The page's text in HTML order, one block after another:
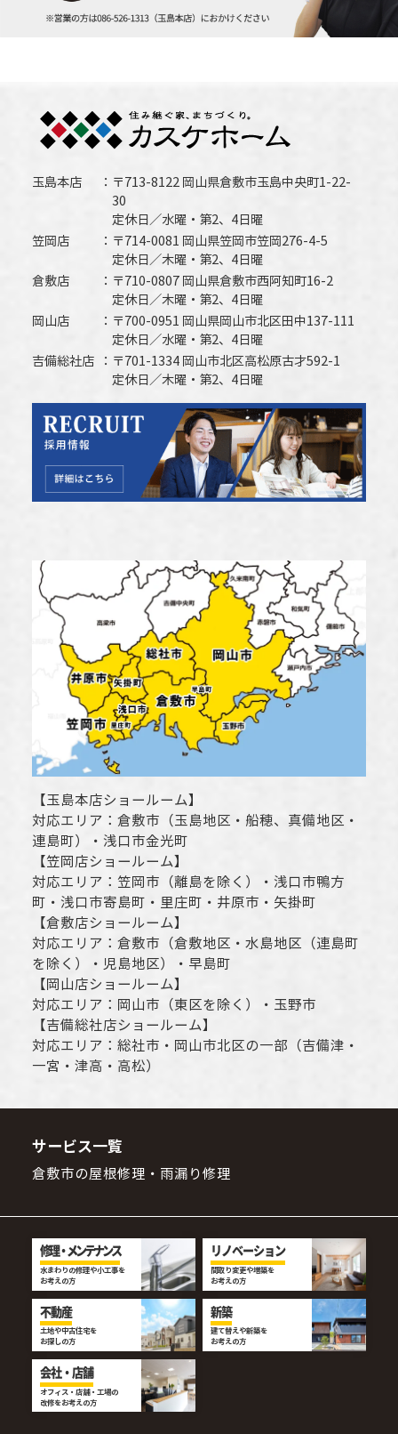
玉島本店
〒713-8122 岡山県倉敷市玉島中央町1-22-
30
定休日／水曜・第2、4日曜
笠岡店
〒714-0081 岡山県笠岡市笠岡276-4-5
定休日／木曜・第2、4日曜
倉敷店
〒710-0807 岡山県倉敷市西阿知町16-2
定休日／木曜・第2、4日曜
岡山店
〒700-0951 岡山県岡山市北区田中137-111
定休日／水曜・第2、4日曜
吉備総社店
〒701-1334 岡山市北区高松原古才592-1
定休日／木曜・第2、4日曜
【玉島本店ショールーム】
対応エリア： 倉敷市 （玉島地区・船穂、真備地区・
連島町）・ 浅口市金光町
【笠岡店ショールーム】
対応エリア： 笠岡市（離島を除く） ・ 浅口市鴨方
町・ 浅口市寄島町・里庄町・ 井原市 ・矢掛町
【倉敷店ショールーム】
対応エリア： 倉敷市 （倉敷地区・水島地区（連島町
を除く）・児島地区）・早島町
【岡山店ショールーム】
対応エリア： 岡山市 （東区を除く）・玉野市
【吉備総社店ショールーム】
対応エリア： 総社市 ・ 岡山市北区の一部（吉備津・
一宮・津高・高松）
サービス一覧
倉敷市の屋根修理・雨漏り修理
修理・メンテナンス
水まわりの修理や小工事を
お考えの方
リノベーション
間取り変更や増築を
お考えの方
不動産
土地や中古住宅を
お探しの方
新築
建て替えや新築を
お考えの方
会社・店舗
オフィス・店舗・工場の
改修をお考えの方